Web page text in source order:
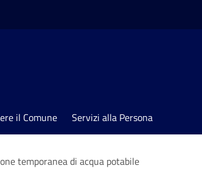
il Comune Servizi alla Persona
temporanea di acqua potabile